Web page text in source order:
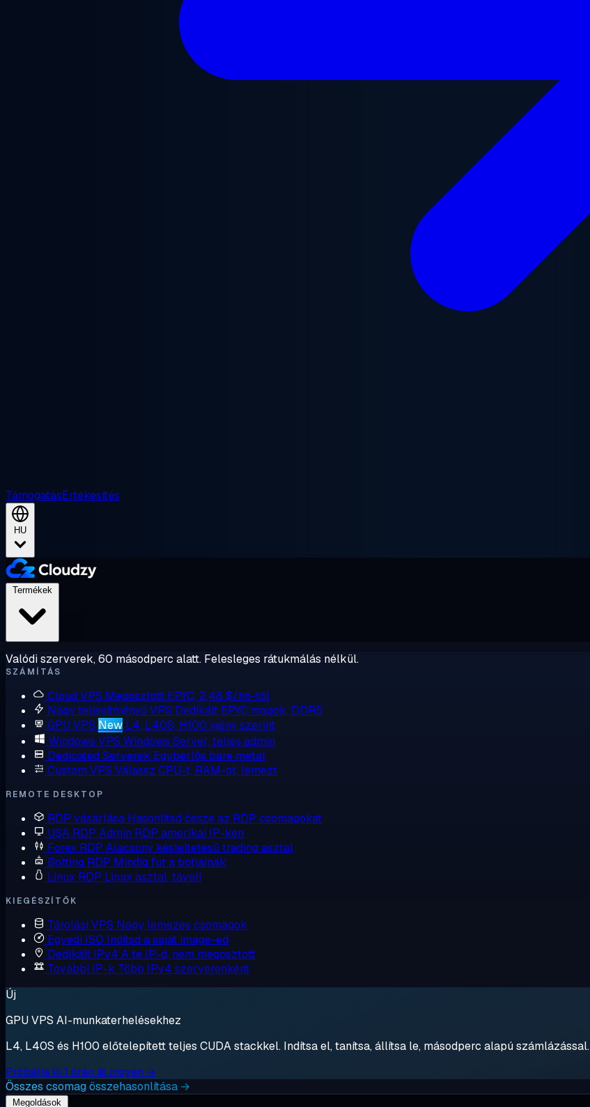
TámogatásÉrtékesítés
HU
Valódi szerverek, 60 másodperc alatt. Felesleges rátukmálás nélkül.
SZÁMÍTÁS
Cloud VPS Megosztott EPYC, 2,48 $/hó-tól
Nagy teljesítményű VPS Dedikált EPYC magok, DDR5
GPU VPS New L4, L40S, H100 igény szerint
Windows VPS Windows Server, teljes admin
Dedicated Serverek Egybérlős bare metal
Custom VPS Válassz CPU-t, RAM-ot, lemezt
REMOTE DESKTOP
RDP vásárlása Hasonlítsd össze az RDP csomagokat
USA RDP Admin RDP amerikai IP-ken
Forex RDP Alacsony késleltetésű trading asztal
Botting RDP Mindig fut a botjainak
Linux RDP Linux asztal, távoli
KIEGÉSZÍTŐK
Tárolási VPS Nagy lemezes csomagok
Egyedi ISO Indítsd a saját image-ed
Dedikált IPv4 A te IP-d, nem megosztott
További IP-k Több IPv4 szerverenként
Új
GPU VPS AI-munkaterhelésekhez
L4, L40S és H100 előtelepített teljes CUDA stackkel. Indítsa el, tanítsa, állítsa le, másodperc alapú számlázással.
Próbálja ki 1 órán át ingyen →
Összes csomag összehasonlítása →